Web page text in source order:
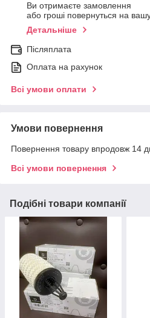
Ви отримаєте замовлення
або гроші повернуться на
Детальніше
Післяплата
Оплата на рахунок
Всі умови оплати
Умови повернення
Повернення товару впродовж 14
Всі умови повернення
Подібні товари компанії